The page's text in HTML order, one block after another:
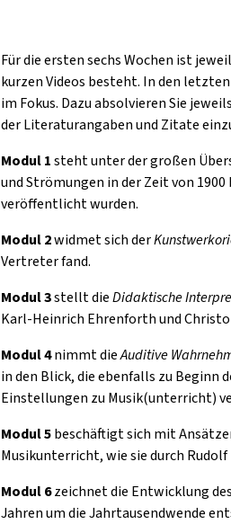
Für die ersten sechs Wochen ist
kurzen Videos besteht. In den
im Fokus. Dazu absolvieren Sie
der Literaturangaben und Zitate
Modul 1steht unter der großen
und Strömungen in der Zeit von
veröffentlicht wurden.
Modul 2widmet sich der
Vertreter fand.
Modul 3stellt dieDidaktische
Karl-Heinrich Ehrenforth und
Modul 4nimmt dieAuditive
in den Blick, die ebenfalls zu Beginn
Einstellungen zu Musik(unterricht)
Modul 5beschäftigt sich mit
Musikunterricht, wie sie durch
Modul 6zeichnet die Entwicklung
Jahren um die Jahrtausendwende